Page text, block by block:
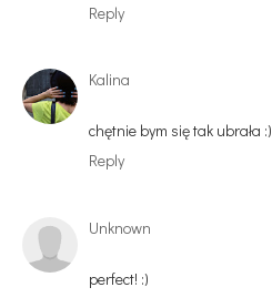
Reply
Kalina
chętnie bym się tak ubrała :)
Reply
Unknown
perfect! :)